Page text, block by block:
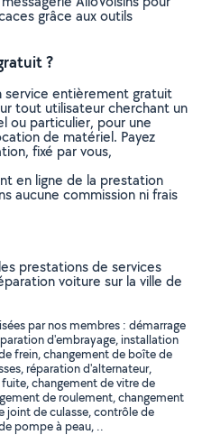
grâce aux outils
?
service entièrement gratuit
tout utilisateur cherchant un
ou particulier, pour une
de matériel. Payez
fixé par vous,
en ligne de la prestation
aucune commission ni frais
prestations de services
voiture sur la ville de
par nos membres : démarrage
d'embrayage, installation
frein, changement de boîte de
réparation d'alternateur,
changement de vitre de
de roulement, changement
joint de culasse, contrôle de
pompe à peau, ..